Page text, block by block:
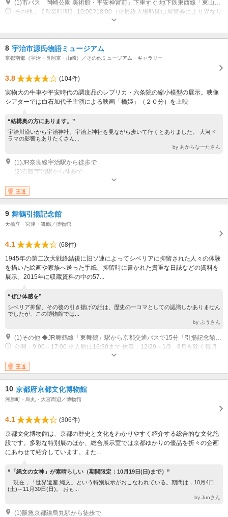
その他：【営業時間】 10:00?18:00（※最終入場時間は展覧会により異なり
ます） 【定休日】 毎週月曜（祝日の場合は開館） 年末年始
8 宇治市源氏物語ミュージアム
京都南部（宇治・長岡京・山崎）／その他ミュージアム・ギャラリー
3.8
(104件)
実物大の牛車や平安時代の調度品のレプリカ・六条院の縮小模型の展示。映像
シアターでは白石加代子主演による映画「橋姫」（２０分）を上映
“結構奥の方にあります。”
宇治川沿いから宇治神社、宇治上神社を見ながら歩いて行くとありました。 大河ド
ラマの影響もありたくさん...
by あからなーたさん
(1)JR奈良線宇治駅から徒歩で
(2)京阪宇治駅から徒歩で
その他：開館時間：9時?17時（入館は16時30分まで） 休館日： 月曜日（祝
日の場合は翌日）、年末年始
王道
9 舞鶴引揚記念館
天橋立・宮津・舞鶴／博物館
4.1
(68件)
1945年の第二次大戦終結後に旧ソ連によってシベリアに抑留された人々の体験
を描いた絵画や家族へ送った手紙、抑留時に書かれた貴重な日誌などの資料を
展示。2015年に収蔵資料の中の57...
“ぜひ体感を”
シベリア抑留、その後の引き揚げの話は、歴史の一コマとしての認識しかありません
でしたが、この博物館では...
by ぷうさん
(1)その他 ◆JR舞鶴線「東舞鶴」駅から京都交通バスで15分「引揚記念館前」下車◆舞鶴若狭自動車道「舞鶴東」ICから15分
公開：9:00～17:00 ※入館は16:30まで 休業：12/29～1/3、8月を除く毎月
王道
10 京都府京都文化博物館
河原町・烏丸・大宮周辺／博物館
4.1
(306件)
京都文化博物館は、京都の歴史と文化をわかりやすく紹介する総合的な文化施
設です。多彩な特別展のほか、総合展示室では京都ゆかりの優品を折々の企画
にあわせて紹介しています。また...
“「縄文の女神」が素晴らしい（期間限定：10月19日(日)まで）”
現在，「世界遺産 縄文」という特別展示がおこなわれている。期間は，10月4日
(土)～11月30日(日)。 おも...
by Junさん
(1)阪急京都線烏丸駅から徒歩で